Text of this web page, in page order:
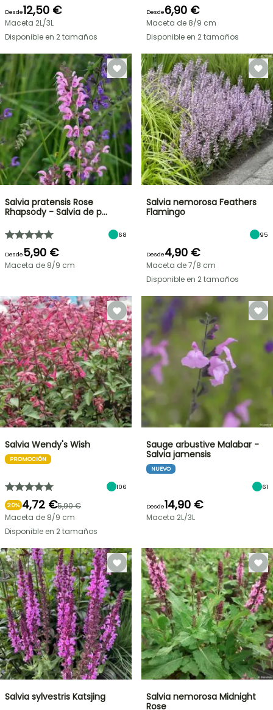
Desde12,50 €
Maceta 2L/3L
Disponible en 2 tamaños
Desde6,90 €
Maceta de 8/9 cm
Disponible en 2 tamaños
Salvia pratensis Rose
Rhapsody - Salvia de p…
68
Desde5,90 €
Maceta de 8/9 cm
Salvia nemorosa Feathers
Flamingo
95
Desde4,90 €
Maceta de 7/8 cm
Disponible en 2 tamaños
Salvia Wendy's Wish
PROMOCIÓN
106
20% 4,72 €5,90 €
Maceta de 8/9 cm
Disponible en 2 tamaños
Sauge arbustive Malabar -
Salvia jamensis
NUEVO
61
Desde14,90 €
Maceta 2L/3L
Salvia sylvestris Katsjing
Salvia nemorosa Midnight
Rose